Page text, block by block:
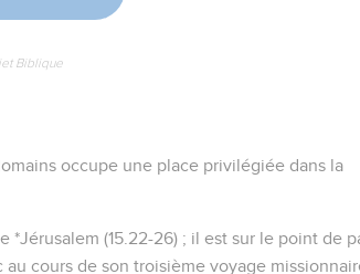
Biblique
occupe une place privilégiée dans la
(15.22-26) ; il est sur le point de
cours de son troisième voyage